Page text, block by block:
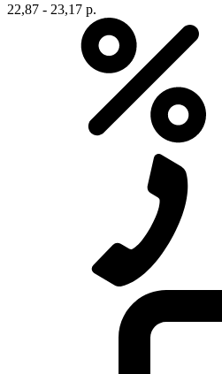
22,87 - 23,17 р.